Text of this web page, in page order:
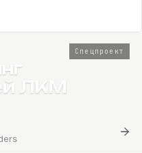
Спецпроект
ЛКМ